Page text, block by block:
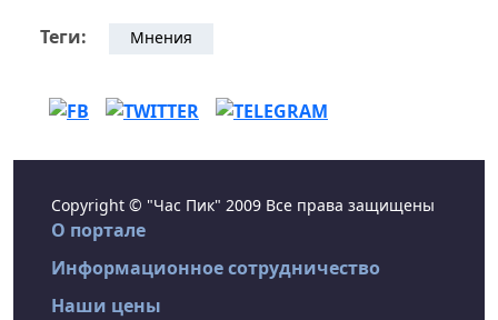
Теги: Мнения
Copyright © "Час Пик" 2009 Все права защищены
О портале
Информационное сотрудничество
Наши цены